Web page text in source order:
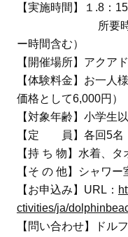
【実施時間】１.8：
所要時間1時間
ー時間含む）
【開催場所】アクア
【体験料金】お一人
価格として6,000円）
【対象年齢】小学生
【定 員】各回5名
【持 ち 物】水着、
【そ の 他】シャワ
【お申込み】URL：
ctivities/ja/
【問い合わせ】ドル